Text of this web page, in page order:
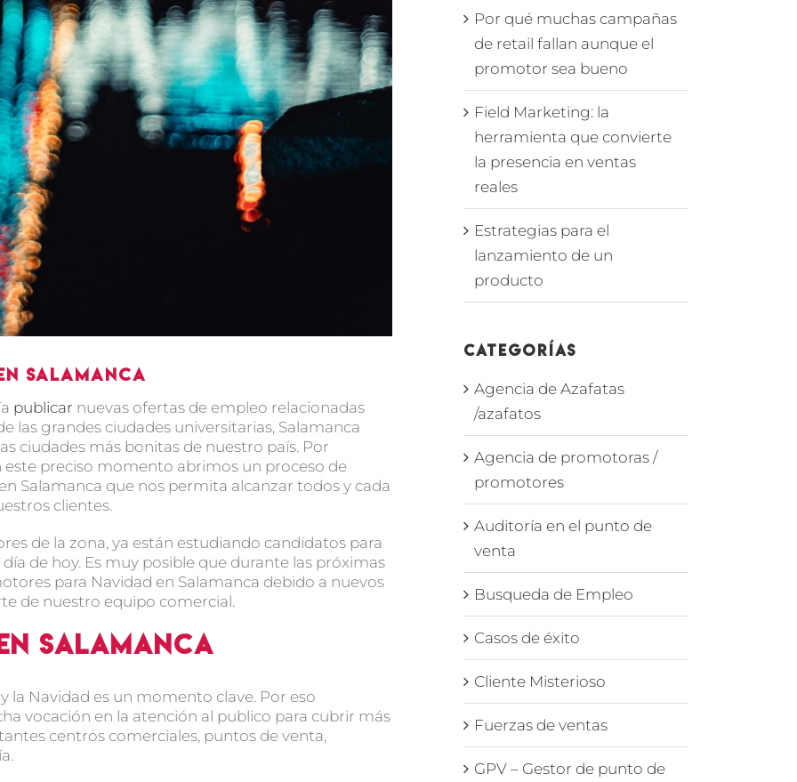
Salamanca
publicar nuevas ofertas de empleo relacionadas
las grandes ciudades universitarias, Salamanca
ciudades más bonitas de nuestro país. Por
este preciso momento abrimos un proceso de
Salamanca que nos permita alcanzar todos y cada
clientes.
de la zona, ya están estudiando candidatos para
de hoy. Es muy posible que durante las próximas
para Navidad en Salamanca debido a nuevos
de nuestro equipo comercial.
Salamanca
Navidad es un momento clave. Por eso
vocación en la atención al publico para cubrir más
centros comerciales, puntos de venta,
Por qué muchas campañas
de retail fallan aunque el
promotor sea bueno
Field Marketing: la
herramienta que convierte
la presencia en ventas
reales
Estrategias para el
lanzamiento de un
producto
Categorías
Agencia de Azafatas
/azafatos
Agencia de promotoras /
promotores
Auditoría en el punto de
venta
Busqueda de Empleo
Casos de éxito
Cliente Misterioso
Fuerzas de ventas
GPV – Gestor de punto de